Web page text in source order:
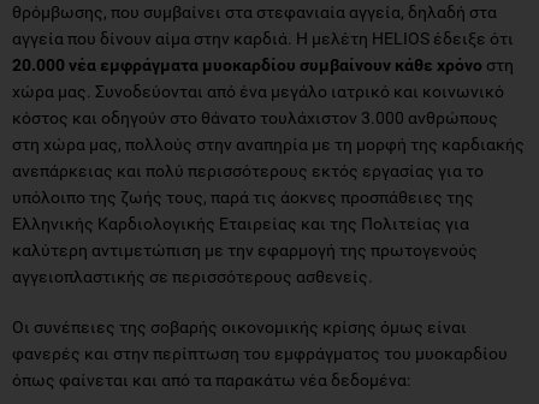
θρόμβωσης, που συμβαίνει στα στεφανιαία αγγεία, δηλαδή στα
αγγεία που δίνουν αίμα στην καρδιά. Η μελέτη HELIOS έδειξε ότι
20.000 νέα εμφράγματα μυοκαρδίου συμβαίνουν κάθε χρόνο στη
χώρα μας. Συνοδεύονται από ένα μεγάλο ιατρικό και κοινωνικό
κόστος και οδηγούν στο θάνατο τουλάχιστον 3.000 ανθρώπους
στη χώρα μας, πολλούς στην αναπηρία με τη μορφή της καρδιακής
ανεπάρκειας και πολύ περισσότερους εκτός εργασίας για το
υπόλοιπο της ζωής τους, παρά τις άοκνες προσπάθειες της
Ελληνικής Καρδιολογικής Εταιρείας και της Πολιτείας για
καλύτερη αντιμετώπιση με την εφαρμογή της πρωτογενούς
αγγειοπλαστικής σε περισσότερους ασθενείς.
Οι συνέπειες της σοβαρής οικονομικής κρίσης όμως είναι
φανερές και στην περίπτωση του εμφράγματος του μυοκαρδίου
όπως φαίνεται και από τα παρακάτω νέα δεδομένα: